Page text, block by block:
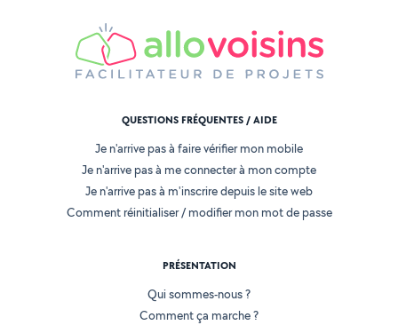
QUESTIONS FRÉQUENTES / AIDE
Je n'arrive pas à faire vérifier mon mobile
Je n'arrive pas à me connecter à mon compte
Je n'arrive pas à m'inscrire depuis le site web
Comment réinitialiser / modifier mon mot de passe
PRÉSENTATION
Qui sommes-nous ?
Comment ça marche ?